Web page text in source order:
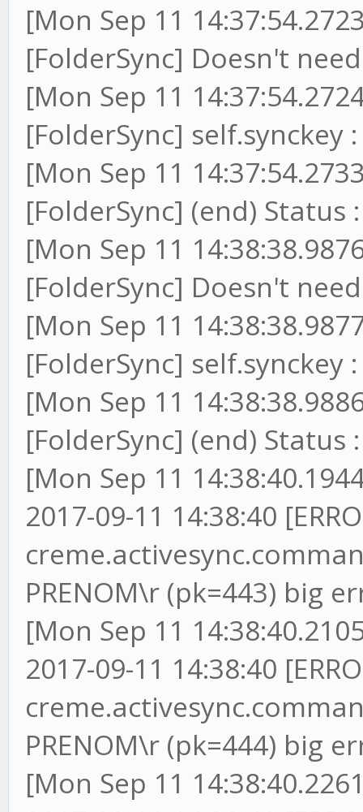
[Mon Sep 11
[FolderSync] Doesn't need
[Mon Sep 11
[FolderSync] self.synckey
[Mon Sep 11
[FolderSync] (end) Status
[Mon Sep 11
[FolderSync] Doesn't need
[Mon Sep 11
[FolderSync] self.synckey
[Mon Sep 11
[FolderSync] (end) Status
[Mon Sep 11
2017-09-11 14:38:40
PRENOM\r (pk=443) big
[Mon Sep 11
2017-09-11 14:38:40
PRENOM\r (pk=444) big
[Mon Sep 11